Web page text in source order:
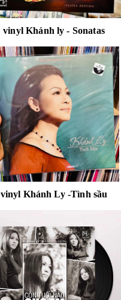
vinyl Khánh ly - Sonatas
vinyl Khánh Ly -Tình sầu